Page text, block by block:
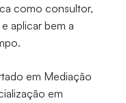
como consultor,
aplicar bem a
em Mediação
em